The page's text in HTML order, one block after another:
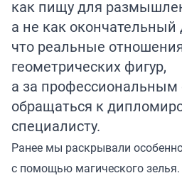
как пищу для
а не как окончательный
что реальные
геометрических фигур,
а за профессиональным
обращаться к
специалисту.
Ранее мы раскрывали
с помощью магическогозелья.